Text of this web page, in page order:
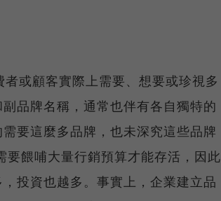
或顧客實際上需要、想要或珍視多
品牌名稱，通常也伴有各自獨特的
要這麼多品牌，也未深究這些品牌
餵哺大量行銷預算才能存活，因此
投資也越多。事實上，企業建立品